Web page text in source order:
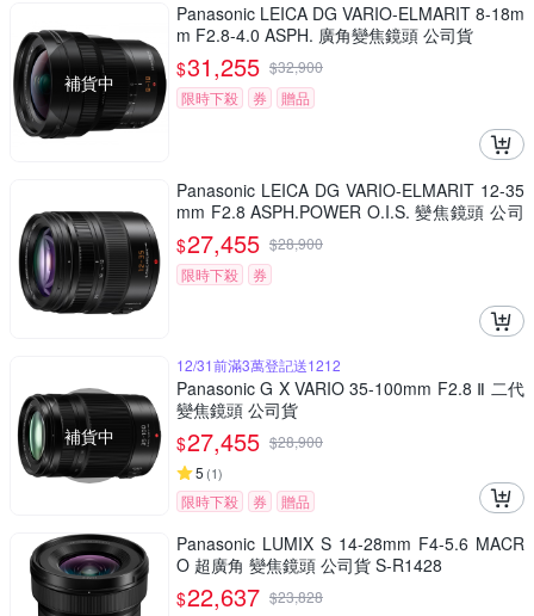
補貨中
Panasonic LEICA DG VARIO-ELMARIT 8-18m
m F2.8-4.0 ASPH. 廣角變焦鏡頭 公司貨
$31,255 $32,900
限時下殺
券 贈品
Panasonic LEICA DG VARIO-ELMARIT 12-35
mm F2.8 ASPH.POWER O.I.S. 變焦鏡頭 公司
貨 H-ES12035
$27,455 $28,900
限時下殺
券
補貨中
12/31前滿3萬登記送1212
Panasonic G X VARIO 35-100mm F2.8 Ⅱ 二代
變焦鏡頭 公司貨
$27,455 $28,900
5 (1)
限時下殺 券 贈品
Panasonic LUMIX S 14-28mm F4-5.6 MACR
O 超廣角 變焦鏡頭 公司貨 S-R1428
$22,637 $23,828